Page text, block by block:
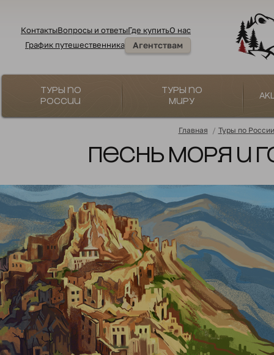
КонтактыВопросы и ответыГде купитьО нас
График путешественника
Агентствам
Туры по
России
Туры по
миру
Главная / Туры по России
Песнь моря и